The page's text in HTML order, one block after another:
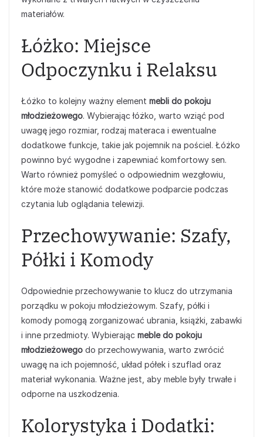
materiałów.
Łóżko: Miejsce
Odpoczynku i Relaksu
Łóżko to kolejny ważny element mebli do pokoju
młodzieżowego. Wybierając łóżko, warto wziąć pod
uwagę jego rozmiar, rodzaj materaca i ewentualne
dodatkowe funkcje, takie jak pojemnik na pościel. Łóżko
powinno być wygodne i zapewniać komfortowy sen.
Warto również pomyśleć o odpowiednim wezgłowiu,
które może stanowić dodatkowe podparcie podczas
czytania lub oglądania telewizji.
Przechowywanie: Szafy,
Półki i Komody
Odpowiednie przechowywanie to klucz do utrzymania
porządku w pokoju młodzieżowym. Szafy, półki i
komody pomogą zorganizować ubrania, książki, zabawki
i inne przedmioty. Wybierając meble do pokoju
młodzieżowego do przechowywania, warto zwrócić
uwagę na ich pojemność, układ półek i szuflad oraz
materiał wykonania. Ważne jest, aby meble były trwałe i
odporne na uszkodzenia.
Kolorystyka i Dodatki: